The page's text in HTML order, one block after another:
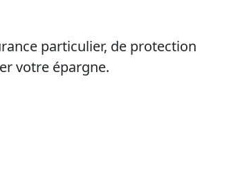
particulier, de protection
votre épargne.